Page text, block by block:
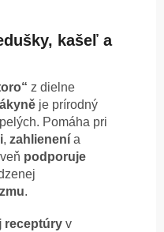
kašeľ a
z dielne
je prírodný
Pomáha pri
, zahlienení a
podporuje
.
receptúry v